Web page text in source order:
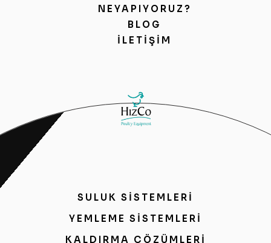
NEYAPIYORUZ?
BLOG
İLETIŞIM
SULUK SİSTEMLERİ
YEMLEME SİSTEMLERİ
KALDIRMA ÇÖZÜMLERİ